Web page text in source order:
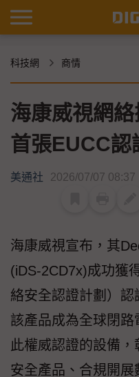
科技網 商情
海康威視網
首張EUCC認
美通社 2026/07/07 08:37
海康威視宣布，其
(iDS-2CD7x)成功獲
絡安全認證計劃）
該產品成為全球閉
此權威認證的設備
安全產品、合規開展